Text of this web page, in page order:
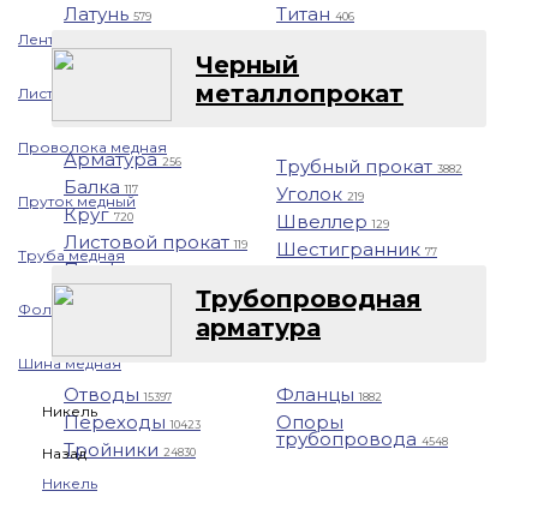
Лента медная
Лист/Плита медная
Проволока медная
Пруток медный
Труба медная
Фольга медная
Шина медная
Никель
Назад
Никель
Латунь 579 Титан 406
Черный
металлопрокат
Арматура256
Балка117
Круг720
Листовой прокат119
Профнастил
Трубный прокат 3882
Уголок 219
Швеллер129
Шестигранник 77
Трубопроводная
арматура
Отводы15397
Переходы10423
Тройники 24830
Фланцы1882
Опоры
трубопровода 4548